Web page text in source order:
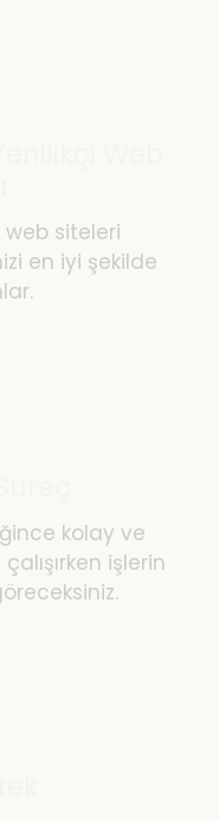
web siteleri
en iyi şekilde
kolay ve
işlerin